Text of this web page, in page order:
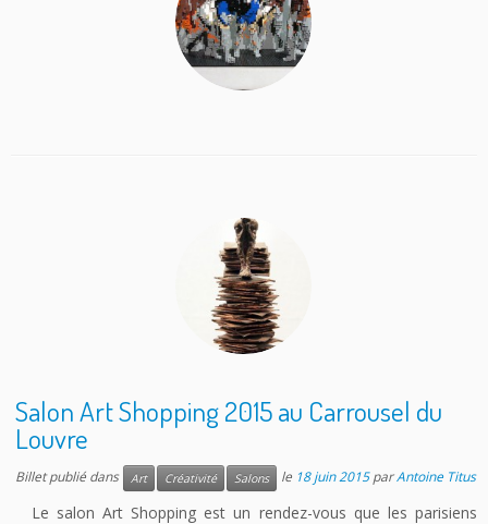
Salon Art Shopping 2015 au Carrousel du
Louvre
Billet publié dans Art Créativité Salons le 18 juin 2015 parAntoine Titus
Le salon Art Shopping est un rendez-vous que les parisiens